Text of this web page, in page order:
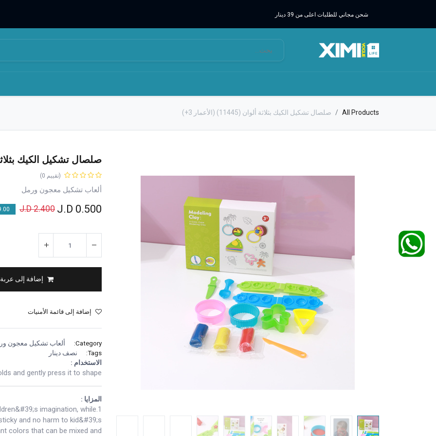
شحن مجاني للطلبات اعلى من 39 دينار
All Products صلصال تشكيل الكيك بثلاثة ألوان (11445) (الأعمار 3+)
صلصال تشكيل الكيك بثلاثة ألوان
(تقييم 0)
ألعاب تشكيل معجون ورمل
0.500
2.400
J.D
% OFF
إضافة إلى
إضافة إلى قائمة الأمنيات
Category:
ألعاب تشكيل معجون
Tags:
نصف دينار
الاستخدام :
and gently press it to shape.
المزايا :
imagination, while
and no harm to kid&#39;s
colors that can be mixed and